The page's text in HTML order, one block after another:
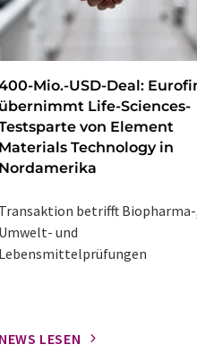
Mio.-USD-Deal:
übernimmt Life-Sciences-
von Element
Materials Technology in
Nordamerika
Transaktion betrifft
Umwelt- und
Lebensmittelprüfungen
NEWS LESEN